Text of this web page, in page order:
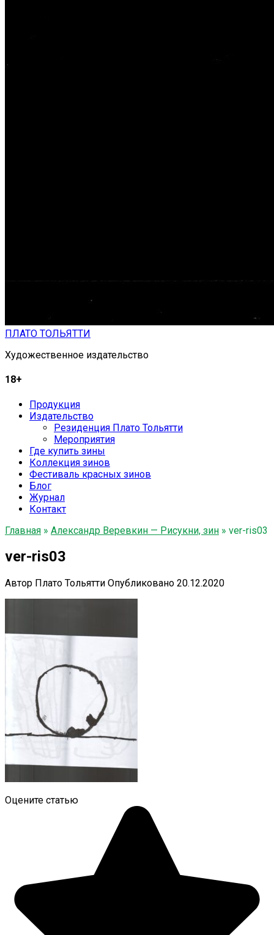
ПЛАТО ТОЛЬЯТТИ
Художественное издательство
18+
Продукция
Издательство
Резиденция Плато Тольятти
Мероприятия
Где купить зины
Коллекция зинов
Фестиваль красных зинов
Блог
Журнал
Контакт
Главная » Александр Веревкин — Рисукни, зин » ver-ris03
ver-ris03
Автор Плато Тольятти Опубликовано 20.12.2020
Оцените статью